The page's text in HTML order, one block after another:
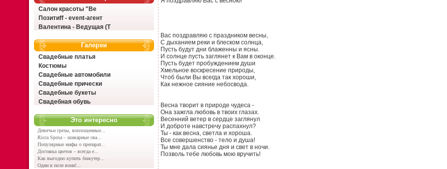
Салон красоты "Ве
Позитиff - event-агент
Валентина - Ведущая (Т
Галереи
Свадебные платья
Костюмы
Свадебные автомобили
Свадебные прически
Свадебные букеты
Свадебная обувь
Это интересно
Девичьи грезы, воплощенные...
Ricca Sposa – шикарные сва...
Популярные мифы о препарат...
Доставка цветов – всегда е...
Как выгодно купить бижутер...
Один в поле воин!...
Вас поздравляю с праздником весны,
С дыханием реки и блеском солнца,
Пусть будут дни блаженны и ясны.
И солнце пусть заглянет к Вам в оконце.
Пусть будет пробуждением души
Хмельное воскресение природы,
Чтоб были Вы всегда так хороши,
Как нежное сияние небосвода.
Весна творит в природе чудеса -
Она зажгла любовь в твоих глазах.
Весенний ветер в сердце заглянул
И доброте навстречу распахнул?
Ты - как весна, светла и хороша.
Все совершенство - тело и душа!
Ты мне дала сиянье дня и свет в ночи.
Позволь тебе любовь мою вручить!